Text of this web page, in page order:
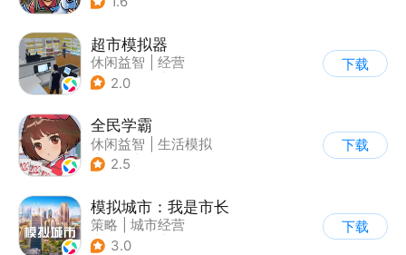
超市模拟器
休闲益智
经营
| 文字游戏
2.0
下载
全民学霸
休闲益智
生活模拟
| 校园
2.5
下载
模拟城市：我是市长
策略
城市经营
| 模拟城市
3.0
下载